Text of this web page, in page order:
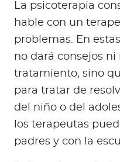
La psicoterapia
hable con un
problemas. En
no dará consejos
tratamiento, sino
para tratar de
del niño o del
los terapeutas
padres y con la